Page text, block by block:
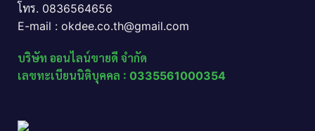
โทร. 0836564656
E-mail : okdee.co.th@gmail.com
บริษัท ออนไลน์ขายดี จำกัด
เลขทะเบียนนิติบุคคล : 0335561000354